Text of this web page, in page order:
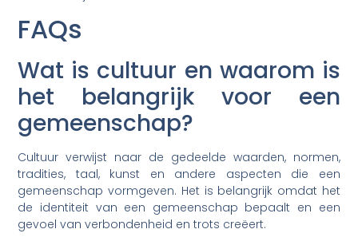
FAQs
Wat is cultuur en waarom is
het belangrijk voor een
gemeenschap?
Cultuur verwijst naar de gedeelde waarden, normen,
tradities, taal, kunst en andere aspecten die een
gemeenschap vormgeven. Het is belangrijk omdat het
de identiteit van een gemeenschap bepaalt en een
gevoel van verbondenheid en trots creëert.